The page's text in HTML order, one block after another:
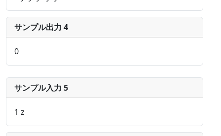
サンプル出力 4
0
サンプル入力 5
1 z